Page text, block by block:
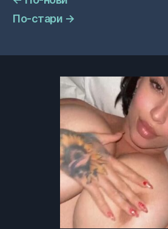
По-стари →